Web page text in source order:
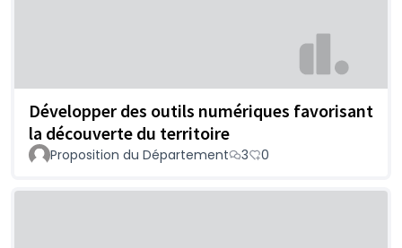
Développer des outils numériques favorisant
la découverte du territoire
Proposition du Département 3 0